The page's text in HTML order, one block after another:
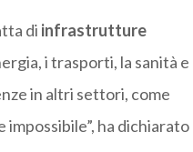
di infrastrutture
i trasporti, la sanità e
in altri settori, come
ha dichiarato